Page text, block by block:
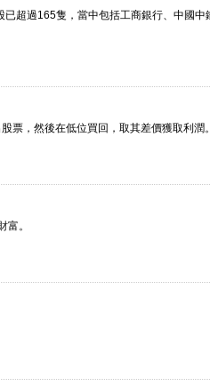
超過165隻，當中包括工商銀行、中國中
票，然後在低位買回，取其差價獲取利潤。
。